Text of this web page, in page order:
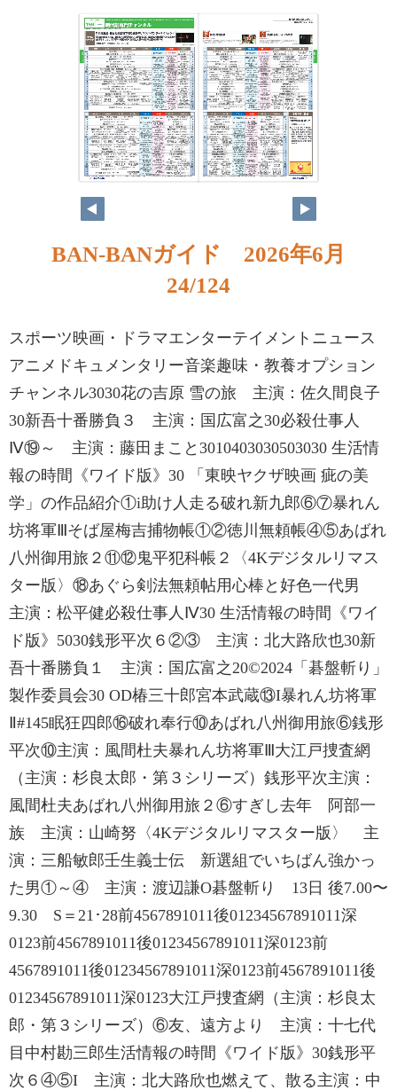
BAN-BANガイド 2026年6月
24/124
スポーツ映画・ドラマエンターテイメントニュース
アニメドキュメンタリー音楽趣味・教養オプション
チャンネル3030花の吉原 雪の旅 主演：佐久間良子
30新吾十番勝負３ 主演：国広富之30必殺仕事人
Ⅳ⑲～ 主演：藤田まこと3010403030503030 生活情
報の時間《ワイド版》30 「東映ヤクザ映画 疵の美
学」の作品紹介①i助け人走る破れ新九郎⑥⑦暴れん
坊将軍Ⅲそば屋梅吉捕物帳①②徳川無頼帳④⑤あばれ
八州御用旅２⑪⑫鬼平犯科帳２〈4Kデジタルリマス
ター版〉⑱あぐら剣法無頼帖用心棒と好色一代男
主演：松平健必殺仕事人Ⅳ30 生活情報の時間《ワイ
ド版》5030銭形平次６②③ 主演：北大路欣也30新
吾十番勝負１ 主演：国広富之20©2024「碁盤斬り」
製作委員会30 OD椿三十郎宮本武蔵⑬I暴れん坊将軍
Ⅱ#145眠狂四郎⑯破れ奉行⑩あばれ八州御用旅⑥銭形
平次⑩主演：風間杜夫暴れん坊将軍Ⅲ大江戸捜査網
（主演：杉良太郎・第３シリーズ）銭形平次主演：
風間杜夫あばれ八州御用旅２⑥すぎし去年 阿部一
族 主演：山崎努〈4Kデジタルリマスター版〉 主
演：三船敏郎壬生義士伝 新選組でいちばん強かっ
た男①～④ 主演：渡辺謙O碁盤斬り 13日 後7.00〜
9.30 S＝21･28前4567891011後01234567891011深
0123前4567891011後01234567891011深0123前
4567891011後01234567891011深0123前4567891011後
01234567891011深0123大江戸捜査網（主演：杉良太
郎・第３シリーズ）⑥友、遠方より 主演：十七代
目中村勘三郎生活情報の時間《ワイド版》30銭形平
次６④⑤I 主演：北大路欣也燃えて、散る主演：中